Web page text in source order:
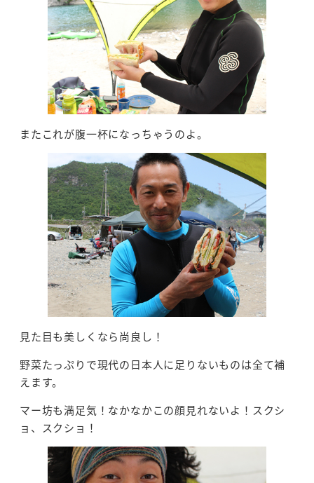
またこれが腹一杯になっちゃうのよ。
見た目も美しくなら尚良し！
野菜たっぷりで現代の日本人に足りないものは全て補
えます。
マー坊も満足気！なかなかこの顔見れないよ！スクシ
ョ、スクショ！